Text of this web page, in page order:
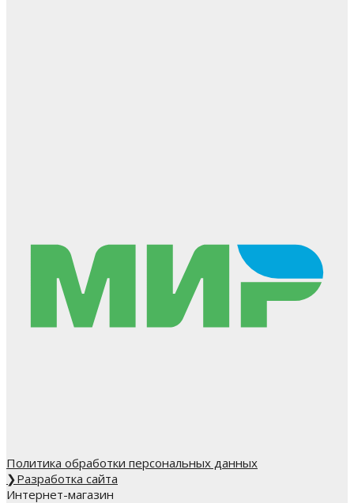
Политика обработки персональных данных
❯Разработка сайта
Интернет-магазин